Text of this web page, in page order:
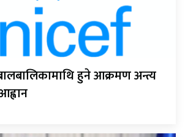
हुने आक्रमण अन्त्य